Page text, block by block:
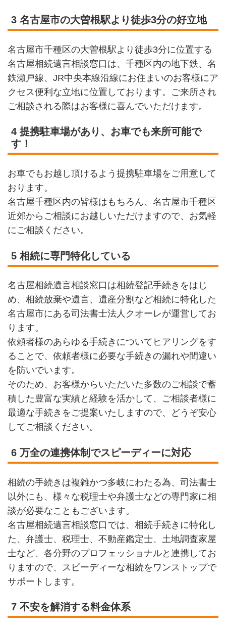
3 名古屋市の大曽根駅より徒歩3分の好立地
名古屋市千種区の大曽根駅より徒歩3分に位置する
名古屋相続遺言相談窓口は、千種区内の地下鉄、名
鉄瀬戸線、JR中央本線沿線にお住まいのお客様にア
クセス便利な立地に位置しております。ご来所され
ご相談される際はお客様に喜んでいただけます。
4 提携駐車場があり、お車でも来所可能で
す！
お車でもお越し頂けるよう提携駐車場をご用意して
おります。
名古屋千種区内の皆様はもちろん、名古屋市千種区
近郊からご相談にお越しいただけますので、お気軽
にご相談ください。
5 相続に専門特化している
名古屋相続遺言相談窓口は相続登記手続きをはじ
め、相続放棄や遺言、遺産分割など相続に特化した
名古屋市にある司法書士法人クオーレが運営してお
ります。
依頼者様のあらゆる手続きについてヒアリングをす
ることで、依頼者様に必要な手続きの漏れや間違い
を防いでいます。
そのため、お客様からいただいた多数のご相談で蓄
積した豊富な実績と経験を活かして、ご相談者様に
最適な手続きをご提案いたしますので、どうぞ安心
してご相談ください。
6 万全の連携体制でスピーディーに対応
相続の手続きは複雑かつ多岐にわたる為、司法書士
以外にも、様々な税理士や弁護士などの専門家に相
談が必要なこともございます。
名古屋相続遺言相談窓口では、相続手続きに特化し
た、弁護士、税理士、不動産鑑定士、土地調査家屋
士など、各分野のプロフェッショナルと連携してお
りますので、スピーディーな相続をワンストップで
サポートします。
7 不安を解消する料金体系